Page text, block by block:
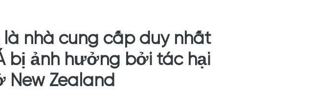
là nhà cung cấp duy nhất
bị ảnh hưởng bởi tác hại
Zealand